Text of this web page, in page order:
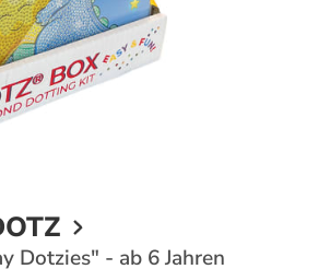
Dotzies" - ab 6 Jahren